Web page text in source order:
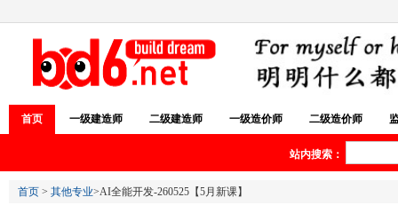
首页 一级建造师 二级建造师 一级造价师 二级造价师
站内搜索：
首页 > 其他专业>AI全能开发-260525【5月新课】